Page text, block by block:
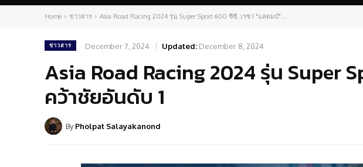
Home ข่าวสาร Asia Road Racing 2024 รุ่น Super Sport 600 ซีซี. เรซ 1 "แสตมป์"...
ข่าวสาร December 7, 2024 Updated: December 8, 2024
Asia Road Racing 2024 รุ่น Super
คว้าชัยอันดับ 1
By Pholpat Salayakanond